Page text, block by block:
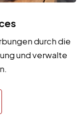
durch die
und verwalte